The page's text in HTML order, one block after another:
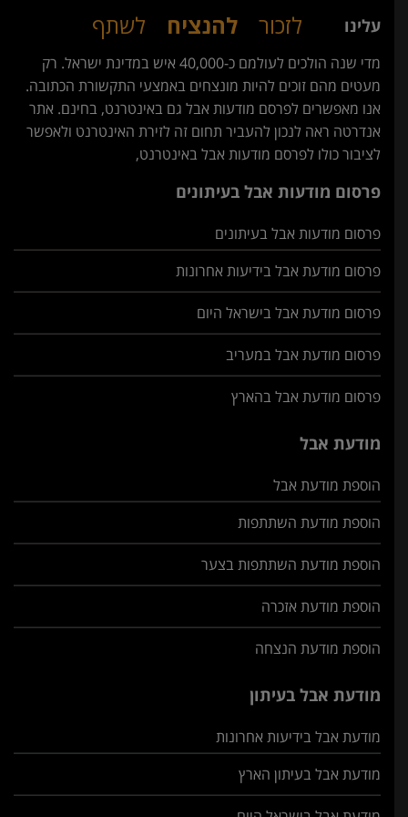
לזכור להנציח לשתף עלינו
מדי שנה הולכים לעולמם כ-40,000 איש במדינת ישראל. רק
מעטים מהם זוכים להיות מונצחים באמצעי התקשורת הכתובה.
אנו מאפשרים לפרסם מודעות אבל גם באינטרנט, בחינם. אתר
אנדרטה ראה לנכון להעביר תחום זה לזירת האינטרנט ולאפשר
לציבור כולו לפרסם מודעות אבל באינטרנט,
פרסום מודעות אבל בעיתונים
פרסום מודעות אבל בעיתונים
פרסום מודעת אבל בידיעות אחרונות
פרסום מודעת אבל בישראל היום
פרסום מודעת אבל במעריב
פרסום מודעת אבל בהארץ
מודעת אבל
הוספת מודעת אבל
הוספת מודעת השתתפות
הוספת מודעת השתתפות בצער
הוספת מודעת אזכרה
הוספת מודעת הנצחה
מודעת אבל בעיתון
מודעת אבל בידיעות אחרונות
מודעת אבל בעיתון הארץ